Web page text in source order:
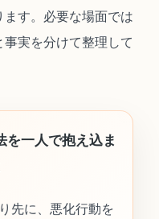
す。必要な場面では
実を分けて整理して
を一人で抱え込ま
先に、悪化行動を